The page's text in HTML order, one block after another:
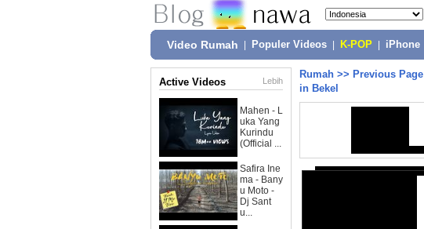
Video Rumah Populer Videos K-POP iPhone
Active Videos Lebih
Mahen - L
uka Yang
Kurindu
(Official ...
Safira Ine
ma - Bany
u Moto -
Dj Sant
u...
Rumah >> Previous Page
in Bekel